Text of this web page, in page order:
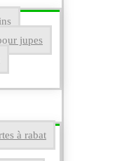
jupes
à rabat